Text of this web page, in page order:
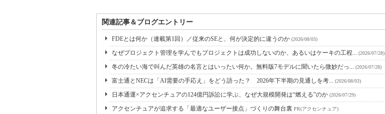
関連記事＆ブログエントリー
FDEとは何か（連載第1回）／従来のSEと、何が決定的に違うのか (2026/08/03)
なぜプロジェクト管理を学んでもプロジェクトは成功しないのか、あるいはケーキの工程... (2026/07/28)
冬の冷たい海で叫んだ英雄の名言とはいったい何か。無料版7モデルに聞いたら微妙だっ... (2026/07/28)
富士通とNECは「AI需要の手応え」をどう語った？ 2026年下半期の見通しを考... (2026/08/03)
日本通運×アクセンチュアの124億円訴訟に学ぶ、なぜ大規模開発は“燃える”のか (2026/07/29)
アクセンチュアが追求する「最適なユーザー接点」づくりの舞台裏 PR(アクセンチュア)